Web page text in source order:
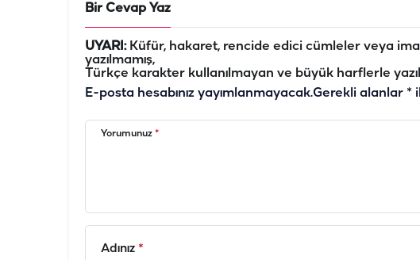
Bir Cevap Yaz
UYARI:Küfür, hakaret, rencide edici cümleler veya
yazılmamış,
Türkçe karakter kullanılmayan ve büyük harflerle
E-posta hesabınız yayımlanmayacak.Gerekli alanlar *
Yorumunuz *
Adınız *